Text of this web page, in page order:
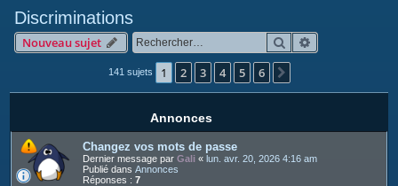
e
Discriminations
Nouveau sujet Rechercher
141 sujets 1 2 3 4 5 6
Annonces
Changez vos mots de passe
Dernier message par Gali « lun. avr. 20, 2026 4:16 am
Publié dans Annonces
Réponses : 7